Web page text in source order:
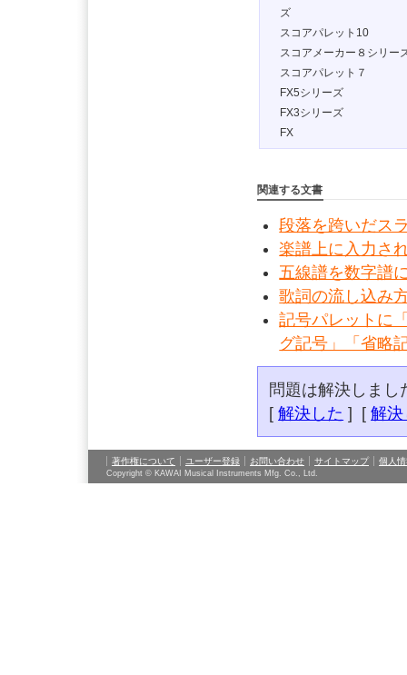
ズ
スコアパレット10
スコアメーカー８シリー
スコアパレット７
FX5シリーズ
FX3シリーズ
FX
関連する文書
段落を跨いだス
楽譜上に入力さ
五線譜を数字譜
歌詞の流し込み
記号パレットに
グ記号」「省略
問題は解決しまし
[解決した ] [解
著作権について ユーザー登録 お問い合わせ サイトマップ 個人
Copyright © KAWAI Musical Instruments Mfg. Co., Ltd.